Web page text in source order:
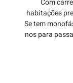
Com
habitações
Se tem
nos para